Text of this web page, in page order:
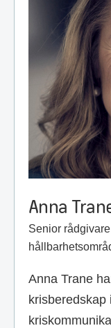
Anna
Senior
Anna Trane
krisberedskap